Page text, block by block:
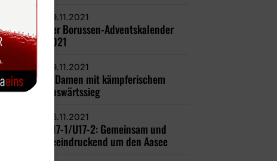
29.11.2021
Der Borussen-Adventskalender
2021
29.11.2021
1. Damen mit kämpferischem
Auswärtssieg
26.11.2021
U17-1/U17-2: Gemeinsam und
beeindruckend um den Aasee